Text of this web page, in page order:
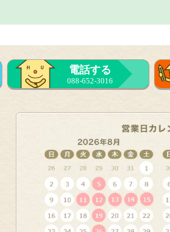
電話する
088-652-3016